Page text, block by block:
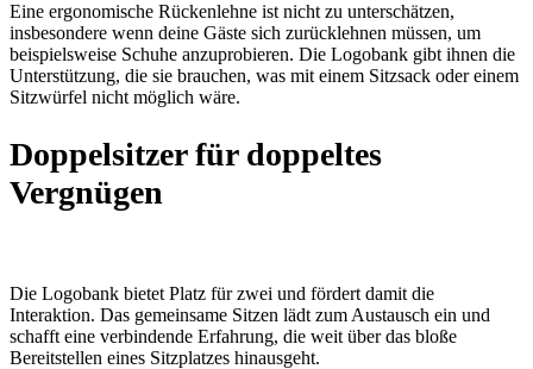
Eine ergonomische Rückenlehne ist nicht zu unterschätzen,
insbesondere wenn deine Gäste sich zurücklehnen müssen, um
beispielsweise Schuhe anzuprobieren. Die Logobank gibt ihnen die
Unterstützung, die sie brauchen, was mit einem Sitzsack oder einem
Sitzwürfel nicht möglich wäre.
Doppelsitzer für doppeltes
Vergnügen
Die Logobank bietet Platz für zwei und fördert damit die
Interaktion. Das gemeinsame Sitzen lädt zum Austausch ein und
schafft eine verbindende Erfahrung, die weit über das bloße
Bereitstellen eines Sitzplatzes hinausgeht.